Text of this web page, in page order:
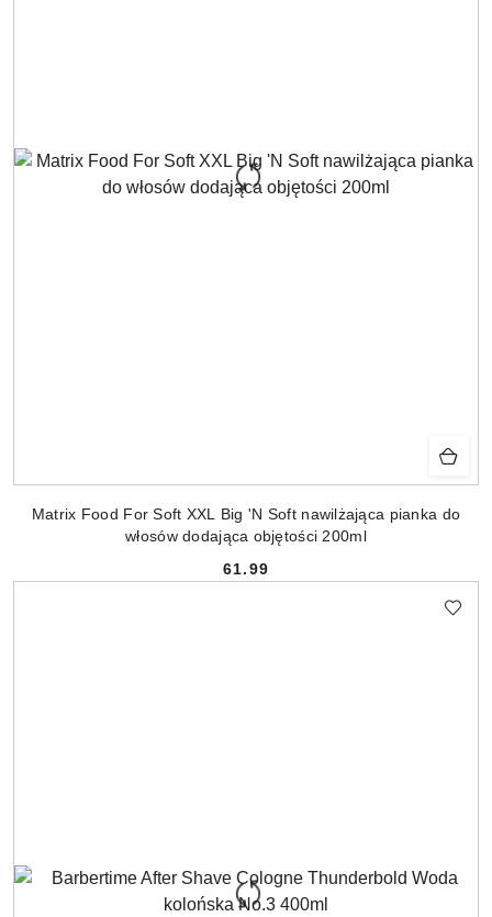
Matrix Food For Soft XXL Big 'N Soft nawilżająca pianka do
włosów dodająca objętości 200ml
Cena:
61.99